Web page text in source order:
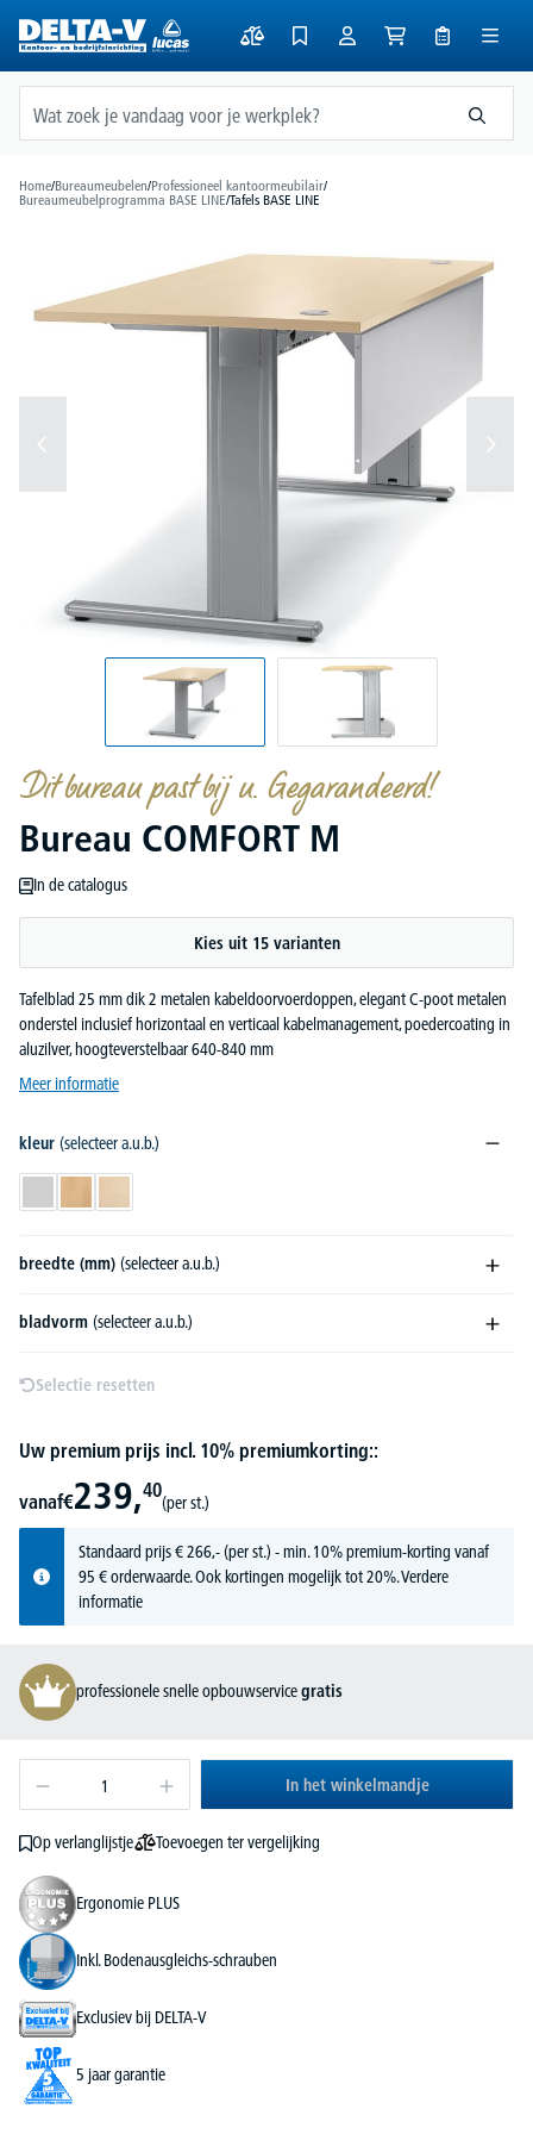
Home/Bureaumeubelen/Professioneel kantoormeubilair/
Bureaumeubelprogramma BASE LINE/Tafels BASE LINE
Dit bureau past bij u. Gegarandeerd!
Bureau COMFORT M
In de catalogus
Kies uit 15 varianten
Tafelblad 25 mm dik 2 metalen kabeldoorvoerdoppen, elegant C-poot metalen
onderstel inclusief horizontaal en verticaal kabelmanagement, poedercoating in
aluzilver, hoogteverstelbaar 640-840 mm
Meer informatie
kleur (selecteer a.u.b.)
breedte (mm) (selecteer a.u.b.)
bladvorm (selecteer a.u.b.)
Selectie resetten
Uw premium prijs incl. 10% premiumkorting::
vanaf€239,40
(per st.)
Standaard prijs€266,-(per st.) - min. 10% premium-korting vanaf
95 € orderwaarde. Ook kortingen mogelijk tot 20%.Verdere
informatie
professionele snelle opbouwservicegratis
In het winkelmandje
Op verlanglijstje Toevoegen ter vergelijking
Ergonomie PLUS
Inkl. Bodenausgleichs-schrauben
Exclusiev bij DELTA-V
5 jaar garantie